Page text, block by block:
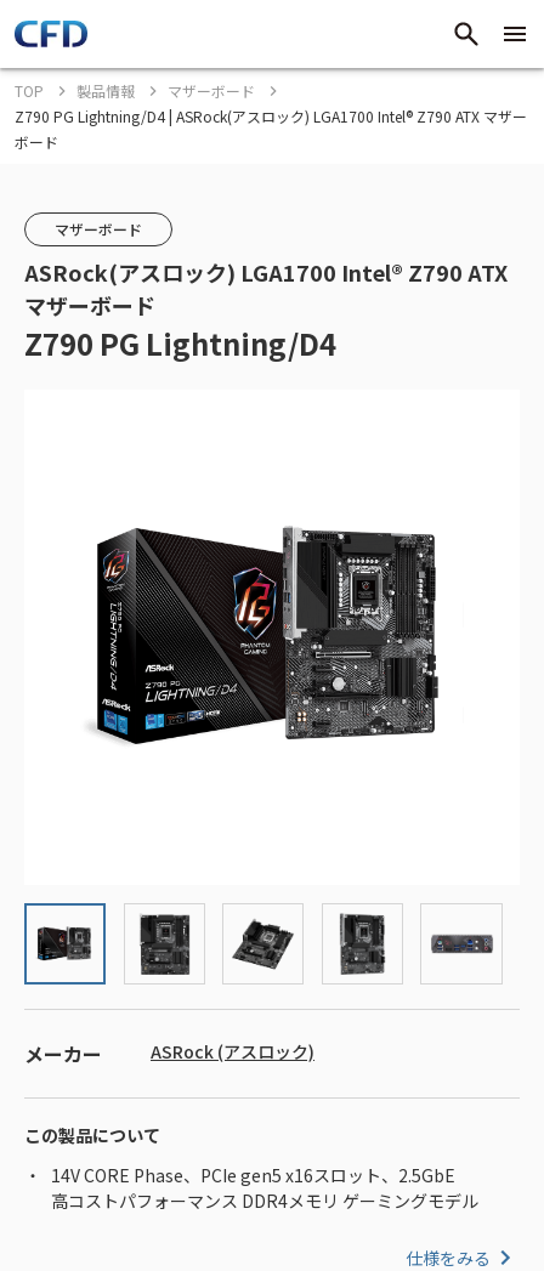
TOP 製品情報
マザーボード
Z790 PG Lightning/D4 | ASRock(アスロック) LGA1700 Intel® Z790 ATX マザー
ボード
マザーボード
ASRock(アスロック) LGA1700 Intel® Z790 ATX
マザーボード
Z790 PG Lightning/D4
メーカー ASRock (アスロック)
この製品について
14V CORE Phase、PCIe gen5 x16スロット、2.5GbE
高コストパフォーマンス DDR4メモリ ゲーミングモデル
仕様をみる